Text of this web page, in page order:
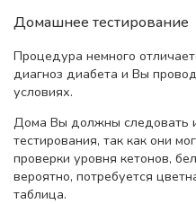
Домашнее тестирование
Процедура немного
диагноз диабета и Вы
условиях.
Дома Вы должны следовать
тестирования, так как они
проверки уровня кетонов,
вероятно, потребуется
таблица.